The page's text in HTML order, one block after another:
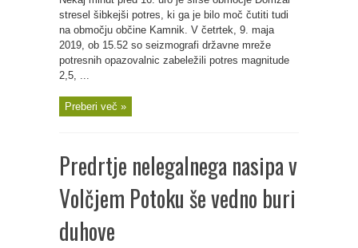
stresel šibkejši potres, ki ga je bilo moč čutiti tudi
na območju občine Kamnik. V četrtek, 9. maja
2019, ob 15.52 so seizmografi državne mreže
potresnih opazovalnic zabeležili potres magnitude
2,5, ...
Preberi več »
Predrtje nelegalnega nasipa v
Volčjem Potoku še vedno buri
duhove